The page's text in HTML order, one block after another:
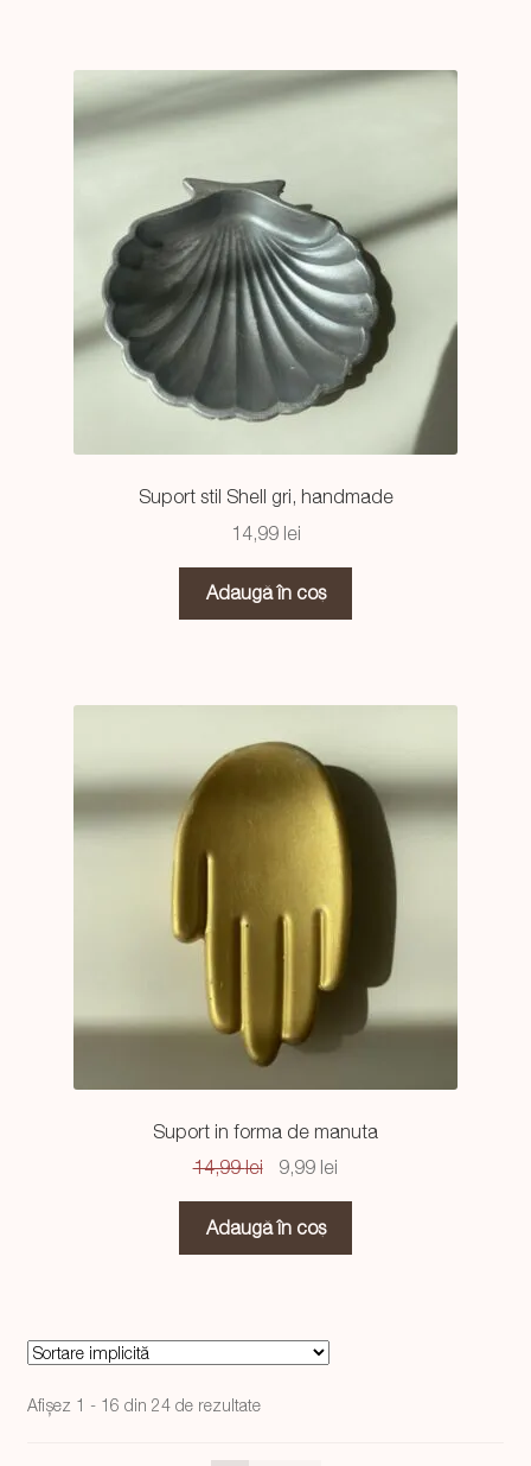
Suport stil Shell gri, handmade
14,99 lei
Adaugă în coș
Suport in forma de manuta
14,99lei
Prețul
a
fost:
9,99 lei
9,99 lei.
Adaugă în coș
Afișez 1 - 16 din 24 de rezultate